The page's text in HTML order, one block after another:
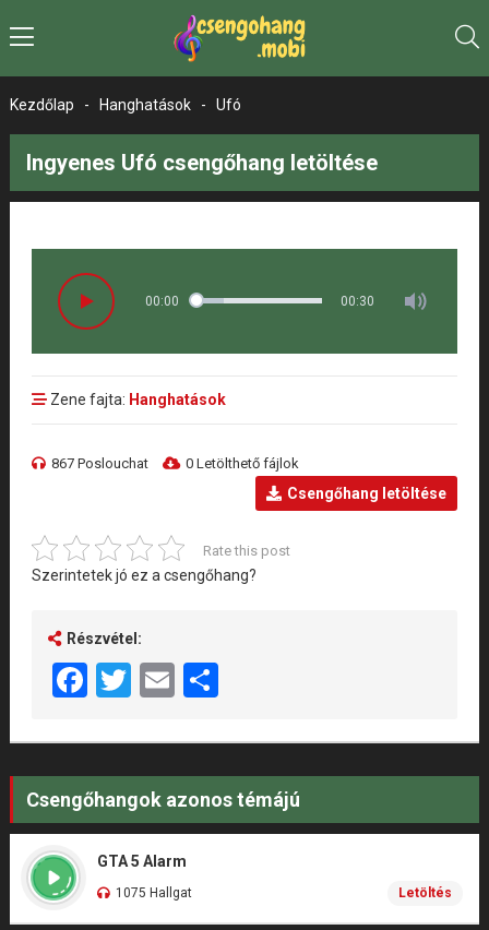
Kezdőlap - Hanghatások - Ufó
Ingyenes Ufó csengőhang letöltése
00:00 00:30
Zene fajta: Hanghatások
867 Poslouchat 0 Letölthető fájlok
Csengőhang letöltése
Rate this post
Szerintetek jó ez a csengőhang?
Részvétel:
Facebook
Twitter
EmailShare
Csengőhangok azonos témájú
GTA 5 Alarm
1075 Hallgat Letöltés